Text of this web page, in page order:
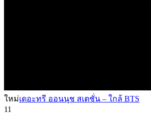
ใหม่เดอะทรี ออนนุช สเตชั่น – ใกล้ BTS
11